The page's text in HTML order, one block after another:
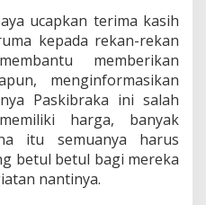
ucapkan terima kasih
kepada rekan-rekan
memberikan
menginformasikan
Paskibraka ini salah
harga, banyak
itu semuanya harus
betul betul bagi mereka
nantinya.